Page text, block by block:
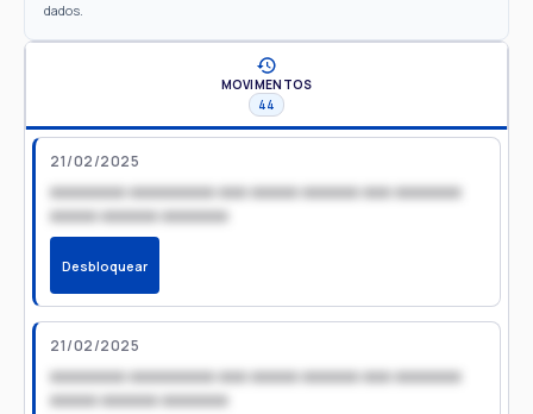
dados.
MOVIMENTOS
44
21/02/2025
xxxxxxxx xxxxxxxxx xxx xxxxx xxxxxx xxx xxxxxxx
xxxxx xxxxxx xxxxxxx
Desbloquear
21/02/2025
xxxxxxxx xxxxxxxxx xxx xxxxx xxxxxx xxx xxxxxxx
xxxxx xxxxxx xxxxxxx